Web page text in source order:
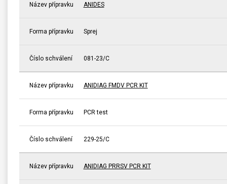
Název přípravku ANIDES
Forma přípravku Sprej
Číslo schválení 081-23/C
Název přípravku ANIDIAG FMDV PCR KIT
Forma přípravku PCR test
Číslo schválení 229-25/C
Název přípravku ANIDIAG PRRSV PCR KIT